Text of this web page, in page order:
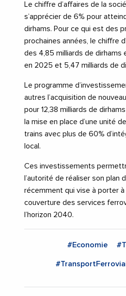
Le chiffre d’affaires de la
s’apprécier de 6% pour
dirhams. Pour ce qui est des
prochaines années, le chiffre
des 4,85 milliards de dirhams
en 2025 et 5,47 milliards de
Le programme
autres l’acquisition de
pour 12,38 milliards de
la mise en place d’une unité
trains avec plus de 60%
local.
Ces investissements
l’autorité de réaliser son plan
récemment qui vise à porter
couverture des services
l’horizon 2040.
#Economie